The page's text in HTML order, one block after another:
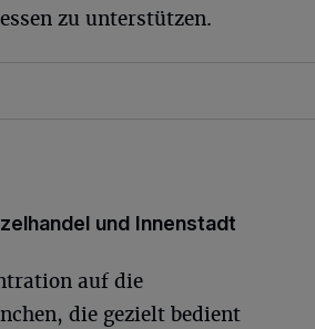
zu unterstützen.
und Innenstadt
auf die
die gezielt bedient